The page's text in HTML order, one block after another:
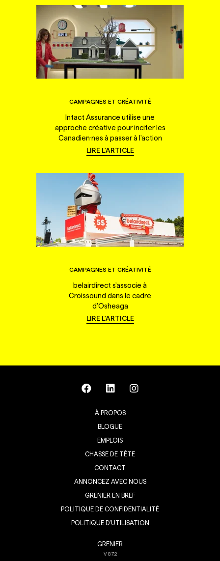
CAMPAGNES ET CRÉATIVITÉ
Intact Assurance utilise une
approche créative pour inciter les
Canadien·nes à passer à l'action
LIRE L'ARTICLE
CAMPAGNES ET CRÉATIVITÉ
belairdirect s'associe à
Croissound dans le cadre
d'Osheaga
LIRE L'ARTICLE
À PROPOS
BLOGUE
EMPLOIS
CHASSE DE TÊTE
CONTACT
ANNONCEZ AVEC NOUS
GRENIER EN BREF
POLITIQUE DE CONFIDENTIALITÉ
POLITIQUE D’UTILISATION
GRENIER
V8.7.2